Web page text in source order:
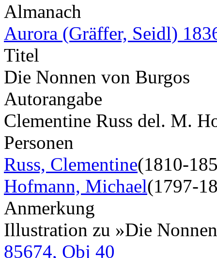
Almanach
Aurora (Gräffer, Seidl)
Titel
Die Nonnen von Burgos
Autorangabe
Clementine Russ del. M.
Personen
Russ, Clementine(1810-
Hofmann, Michael(1797-
Anmerkung
Illustration zu »Die
85674, Obj 40